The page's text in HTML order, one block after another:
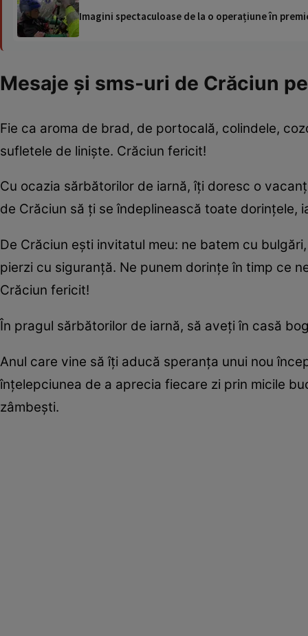
Imagini spectaculoase de la o operațiune în
Mesaje şi sms-uri de Crăciun
Fie ca aroma de brad, de portocală, colindele,
sufletele de linişte. Crăciun fericit!
Cu ocazia sărbătorilor de iarnă, îţi doresc o
de Crăciun să ţi se îndeplinească toate dorinţele,
De Crăciun eşti invitatul meu: ne batem cu
pierzi cu siguranţă. Ne punem dorinţe în timp ce
Crăciun fericit!
În pragul sărbătorilor de iarnă, să aveţi în casă
Anul care vine să îţi aducă speranţa unui nou
înţelepciunea de a aprecia fiecare zi prin micile
zâmbeşti.